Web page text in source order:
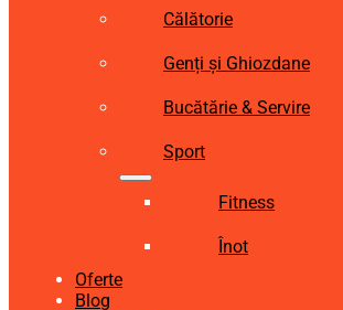
Călătorie
Genți și Ghiozdane
Bucătărie & Servire
Sport
Fitness
Înot
Oferte
Blog